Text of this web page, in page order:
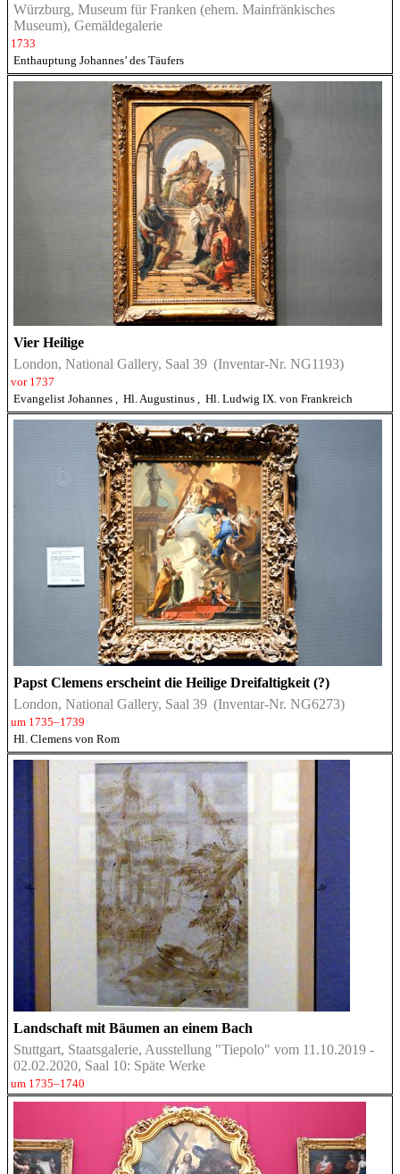
Würzburg, Museum für Franken (ehem. Mainfränkisches
Museum), Gemäldegalerie
1733
Enthauptung Johannes’ des Täufers
Vier Heilige
London, National Gallery, Saal 39 (Inventar-Nr. NG1193)
vor 1737
Evangelist Johannes , Hl. Augustinus , Hl. Ludwig IX. von Frankreich
Papst Clemens erscheint die Heilige Dreifaltigkeit (?)
London, National Gallery, Saal 39 (Inventar-Nr. NG6273)
um 1735–1739
Hl. Clemens von Rom
Landschaft mit Bäumen an einem Bach
Stuttgart, Staatsgalerie, Ausstellung "Tiepolo" vom 11.10.2019 -
02.02.2020, Saal 10: Späte Werke
um 1735–1740